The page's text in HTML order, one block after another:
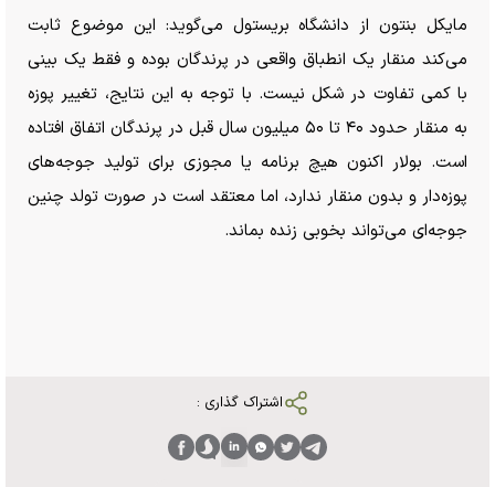
مایکل بنتون از دانشگاه بریستول می‌گوید: این موضوع ثابت
می‌کند منقار یک انطباق واقعی در پرندگان بوده و فقط یک بینی
با کمی تفاوت در شکل نیست. با توجه به این نتایج، تغییر پوزه
به منقار حدود ۴۰ تا ۵۰ میلیون سال قبل در پرندگان اتفاق افتاده
است. بولار اکنون هیچ برنامه یا مجوزی برای تولید جوجه‌های
پوزه‌دار و بدون منقار ندارد، اما معتقد است در صورت تولد چنین
جوجه‌ای می‌تواند بخوبی زنده بماند.
اشتراک گذاری :